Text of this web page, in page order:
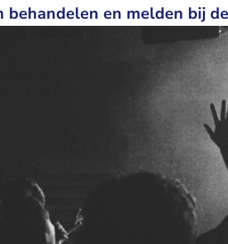
en melden bij